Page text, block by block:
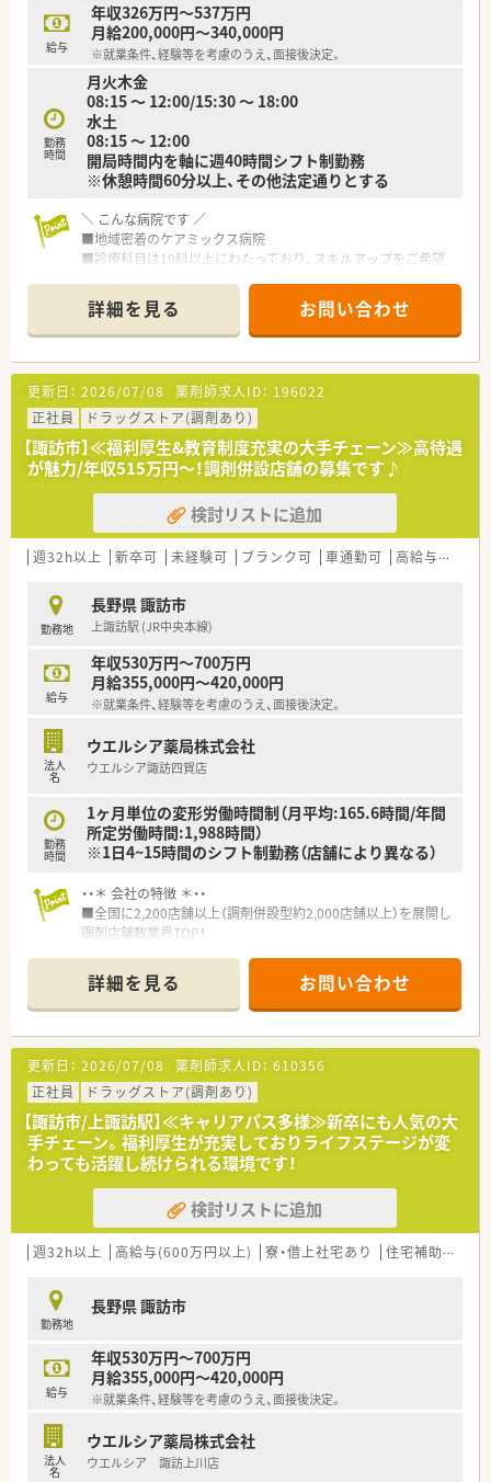
給与
年収326万円～537万円
月給200,000円～340,000円
※就業条件、経験等を考慮のうえ、面接後決定。
勤務
時間
月火木金
08:15 ～ 12:00/15:30 ～ 18:00
水土
08:15 ～ 12:00
開局時間内を軸に週40時間シフト制勤務
※休憩時間60分以上、その他法定通りとする
＼ こんな病院です ／
■地域密着のケアミックス病院
■診療科目は10科以上にわたっており、スキルアップをご希望
■お休みも多く、ワーク・ライフバランスを重視して働きたい方
におすすめです！
■共済制度や奨学金制度もあり、福利厚生充実の病院です。
■年間休日122日！残業は月5時間程度と定時でのご帰宅が叶い
ます。
詳細を見る お問い合わせ
更新日： 2026/07/08 薬剤師求人ID： 196022
正社員
ドラッグストア(調剤あり)
【諏訪市】≪福利厚生&教育制度充実の大手チェーン≫高待遇
が魅力/年収515万円～！調剤併設店舗の募集です♪
検討リストに追加
週32h以上 新卒可 未経験可 ブランク可 車通勤可 高給与(600万円以上)
勤務地
長野県 諏訪市
上諏訪駅 (JR中央本線)
給与
年収530万円～700万円
月給355,000円～420,000円
※就業条件、経験等を考慮のうえ、面接後決定。
法人
名
ウエルシア薬局株式会社
ウエルシア諏訪四賀店
勤務
時間
1ヶ月単位の変形労働時間制（月平均:165.6時間/年間
所定労働時間:1,988時間）
※1日4~15時間のシフト制勤務（店舗により異なる）
・・＊ 会社の特徴 ＊・・
■全国に2,200店舗以上（調剤併設型約2,000店舗以上）を展開し
調剤店舗数業界TOP！
頑張り次第で高給与も可能！
■経験や勤務コースによりますが、経験の少ない方でも500万前
半スタートと業界TOP水準！
■職種や職域に合わせ、豊富な社内研修や外部組織と連携した研
修を用意されています
■薬剤師が中心の会社だからこそ活躍できるキャリアパスが多
種多様に用意されています。
■店舗拡大に伴い、エリアマネジャーや営業部長等のマネジメン
トのポジションも増えます。
■在宅や教育等の専門性を活かせるスペシャリストを目指すこ
とも可能です。
■その他にも、管理部門や商品部門等の本社スタッフなど活動領
域は多種多様です。
■在宅実施店舗は年々増加しており、在宅医療へもしっかりと関
わる事ができます。
■年間休日が120日とワークライフバランスが整っています
たくさんあります！
詳細を見る お問い合わせ
更新日： 2026/07/08 薬剤師求人ID： 610356
正社員
ドラッグストア(調剤あり)
【諏訪市/上諏訪駅】≪キャリアパス多様≫新卒にも人気の大
手チェーン。福利厚生が充実しておりライフステージが変
わっても活躍し続けられる環境です！
検討リストに追加
週32h以上 高給与(600万円以上) 寮・借上社宅あり 住宅補助(手当)あり
勤務地
長野県 諏訪市
給与
年収530万円～700万円
月給355,000円～420,000円
※就業条件、経験等を考慮のうえ、面接後決定。
法人
名
ウエルシア薬局株式会社
ウエルシア 諏訪上川店